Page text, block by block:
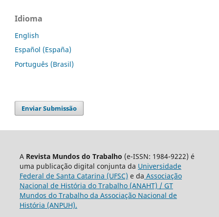
Idioma
English
Español (España)
Português (Brasil)
Enviar Submissão
A Revista Mundos do Trabalho (e-ISSN: 1984-9222) é
uma publicação digital conjunta da Universidade
Federal de Santa Catarina (UFSC) e da Associação
Nacional de História do Trabalho (ANAHT) / GT
Mundos do Trabalho da Associação Nacional de
História (ANPUH).